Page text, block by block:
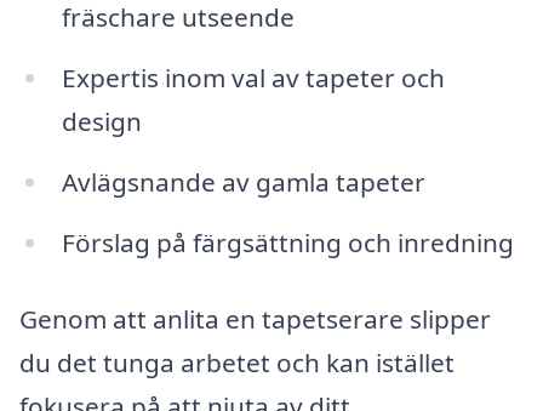
fräschare utseende
Expertis inom val av tapeter och
design
Avlägsnande av gamla tapeter
Förslag på färgsättning och inredning
Genom att anlita en tapetserare slipper
du det tunga arbetet och kan istället